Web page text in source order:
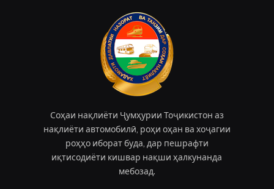
Соҳаи нақлиёти Ҷумҳурии Тоҷикистон аз
нақлиёти автомобилӣ, роҳи оҳан ва хоҷагии
роҳҳо иборат буда, дар пешрафти
иқтисодиёти кишвар нақши ҳалкунанда
мебозад.